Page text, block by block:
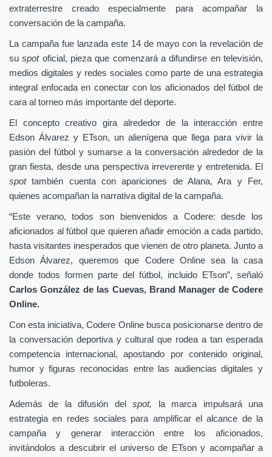
extraterrestre creado especialmente para acompañar la
conversación de la campaña.
La campaña fue lanzada este 14 de mayo con la revelación de
suspot oficial, pieza que comenzará a difundirse en televisión,
medios digitales y redes sociales como parte de una estrategia
integral enfocada en conectar con los aficionados del fútbol de
cara al torneo más importante del deporte.
El concepto creativo gira alrededor de la interacción entre
Edson Álvarez y ETson, un alienígena que llega para vivir la
pasión del fútbol y sumarse a la conversación alrededor de la
gran fiesta, desde una perspectiva irreverente y entretenida. El
spottambién cuenta con apariciones de Alana, Ara y Fer,
quienes acompañan la narrativa digital de la campaña.
“Este verano, todos son bienvenidos a Codere: desde los
aficionados al fútbol que quieren añadir emoción a cada partido,
hasta visitantes inesperados que vienen de otro planeta. Junto a
Edson Álvarez, queremos que Codere Online sea la casa
donde todos formen parte del fútbol, incluido ETson”, señaló
Carlos González de las Cuevas, Brand Manager de Codere
Online.
Con esta iniciativa, Codere Online busca posicionarse dentro de
la conversación deportiva y cultural que rodea a tan esperada
competencia internacional, apostando por contenido original,
humor y figuras reconocidas entre las audiencias digitales y
futboleras.
Además de la difusión delspot,
la marca impulsará una
estrategia en redes sociales para amplificar el alcance de la
campaña y generar interacción entre los aficionados,
invitándolos a descubrir el universo de ETson y acompañar a